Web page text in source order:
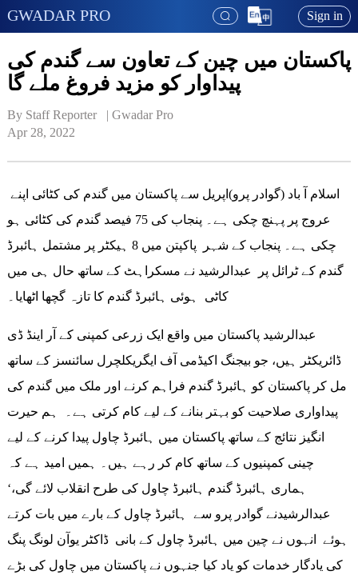
GWADAR PRO Sign in
پاکستان میں چین کے تعاون سے گندم کی
پیداوار کو مزید فروغ ملے گا
By Staff Reporter   | Gwadar Pro
Apr 28, 2022
عروج پر پہنچ چکی ہے۔ پنجاب کی 75 فیصد گندم کی کٹائی ہو
چکی ہے۔ پنجاب کے شہر پاکپتن میں 8 ہیکٹر پر مشتمل ہائبرڈ
گندم کے ٹرائل پر عبدالرشید نے مسکراہٹ کے ساتھ حال ہی میں
کاٹی ہوئی ہائبرڈ گندم کا تازہ گچھا اٹھایا۔
عبدالرشید پاکستان میں واقع ایک زرعی کمپنی کے آر اینڈ ڈی
ڈائریکٹر ہیں، جو بیجنگ اکیڈمی آف ایگریکلچرل سائنسز کے ساتھ
مل کر پاکستان کو ہائبرڈ گندم فراہم کرنے اور ملک میں گندم کی
پیداواری صلاحیت کو بہتر بنانے کے لیے کام کرتی ہے۔ ہم حیرت
انگیز نتائج کے ساتھ پاکستان میں ہائبرڈ چاول پیدا کرنے کے لیے
چینی کمپنیوں کے ساتھ کام کر رہے ہیں۔ ہمیں امید ہے کہ
ہماری ہائبرڈ گندم ہائبرڈ چاول کی طرح انقلاب لائے گی،‘
عبدالرشیدنے گوادر پرو سے ہائبرڈ چاول کے بارے میں بات کرتے
ہوئے انہوں نے چین میں ہائبرڈ چاول کے بانی ڈاکٹر یوآن لونگ پنگ
کی یادگار خدمات کو یاد کیا جنہوں نے پاکستان میں چاول کی بڑے